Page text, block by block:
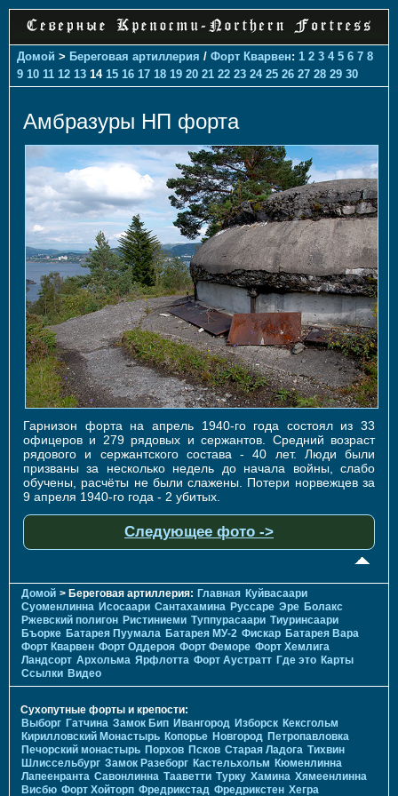
Домой > Береговая артиллерия / Форт Кварвен: 1 2 3 4 5 6 7 8
9 10 11 12 13 14 15 16 17 18 19 20 21 22 23 24 25 26 27 28 29 30
Амбразуры НП форта
Гарнизон форта на апрель 1940-го года состоял из 33
офицеров и 279 рядовых и сержантов. Средний возраст
рядового и сержантского состава - 40 лет. Люди были
призваны за несколько недель до начала войны, слабо
обучены, расчёты не были слажены. Потери норвежцев за
9 апреля 1940-го года - 2 убитых.
Следующее фото ->
Домой > Береговая артиллерия: Главная Куйвасаари
Суоменлиннa Исосаари Сантахамина Руссаре Эре Болакс
Ржевский полигон Ристиниеми Туппурасаари Тиуринсаари
Бъорке Батарея Пуумала Батарея МУ-2 Фискар Батарея Вара
Форт Кварвен Форт Оддероя Форт Феморе Форт Хемлига
Ландсорт Архольма Ярфлотта Форт Аустратт Где это Карты
Ссылки Видео
Сухопутные форты и крепости:
Выборг Гатчина Замок Бип Ивангород Изборск Кексгольм
Кирилловский Монастырь Копорье Новгород Петропавловка
Печорcкий монастырь Порхов Псков Старая Ладога Тихвин
Шлиссельбург Замок Разеборг Кастельхольм Кюменлинна
Лапеенранта Савонлинна Тааветти Турку Хамина Хямеенлинна
Висбю Форт Хойторп Фредрикстад Фредрикстен Хегра